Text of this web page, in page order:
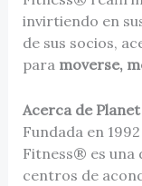
invirtiendo en
de sus socios,
para moverse,
Acerca de
Fundada en
Fitness® es una
centros de